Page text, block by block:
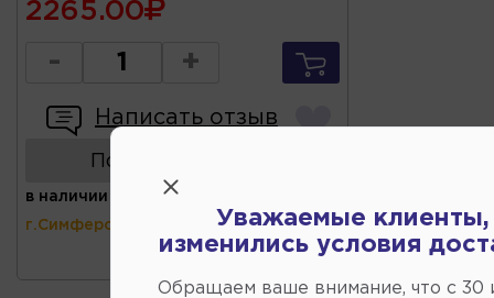
2265.00
- +
Написать отзыв
Показать аналоги
в наличии (ул.Коммунальная 43,
г.Симферополь)
Уважаемые клиенты,
изменились условия
Обращаем ваше внимание, что c 30